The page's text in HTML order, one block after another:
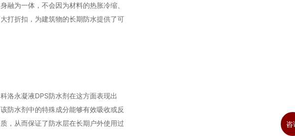
融为一体，不会因为材料的热胀冷缩、
打折扣，为建筑物的长期防水提供了可
洛永凝液DPS防水剂在这方面表现出
防水剂中的特殊成分能够有效吸收或反
，从而保证了防水层在长期户外使用过
咨